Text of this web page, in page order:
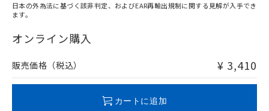
在庫等で未対応品が混在する可能性があります。
問い合わせください。
日本の外為法に基づく該非判定、およびEAR再輸出規制に関する見解が入手でき
ます。
オンライン購入
販売価格（税込） ¥ 3,410
カートに追加